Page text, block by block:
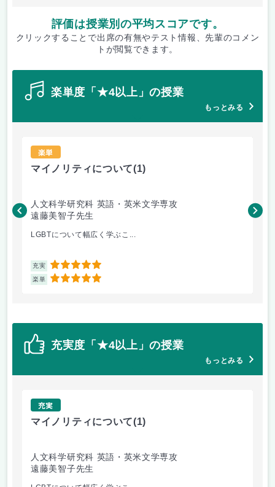
評価は授業別の平均スコアです。
クリックすることで出席の有無やテスト情報、先輩のコメン
トが閲覧できます。
楽単度「★4以上」の授業
もっとみる
楽単
マイノリティについて(1)
人文科学研究科 英語・英米文学専攻
遠藤美智子先生
LGBTについて幅広く学ぶこ...
充実 5
楽単 5
ト
充実度「★4以上」の授業
もっとみる
充実
マイノリティについて(1)
人文科学研究科 英語・英米文学専攻
遠藤美智子先生